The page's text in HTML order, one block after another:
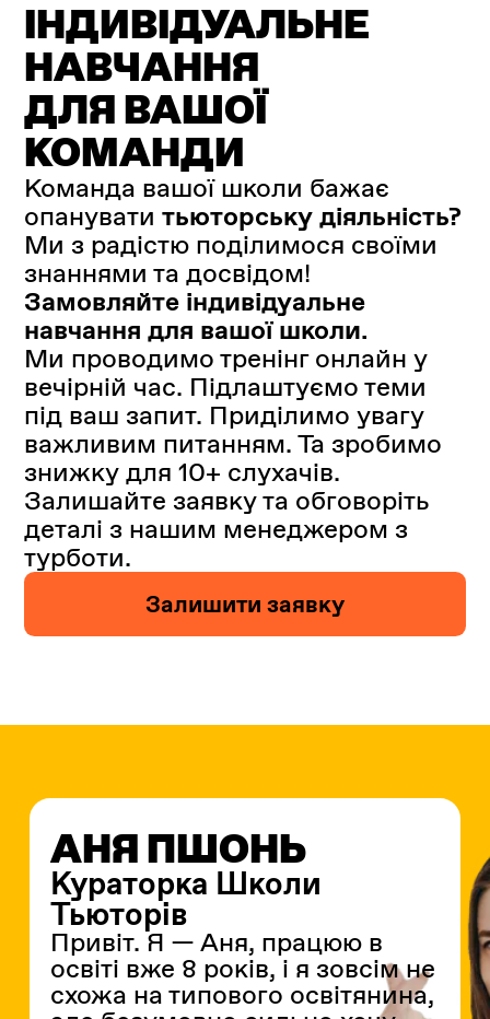
ІНДИВІДУАЛЬНЕ
НАВЧАННЯ
ДЛЯ ВАШОЇ
КОМАНДИ
Команда вашої школи бажає
опануватитьюторську діяльність?
Ми з радістю поділимося своїми
знаннями та досвідом!
Замовляйте індивідуальне
навчання для вашої школи.
Ми проводимо тренінг онлайн у
вечірній час. Підлаштуємо теми
під ваш запит. Приділимо увагу
важливим питанням. Та зробимо
знижку для 10+ слухачів.
Залишайте заявку та обговоріть
деталі з нашим менеджером з
турботи.
Залишити заявку
АНЯ ПШОНЬ
Кураторка Школи
Тьюторів
Привіт. Я — Аня, працюю в
освіті вже 8 років, і я зовсім не
схожа на типового освітянина,